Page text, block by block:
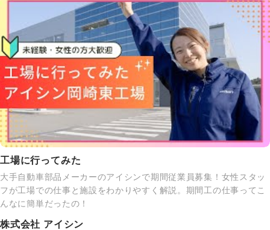
工場に行ってみた
大手自動車部品メーカーのアイシンで期間従業員募集！女性スタッ
フが工場での仕事と施設をわかりやすく解説。期間工の仕事ってこ
んなに簡単だったの！
株式会社 アイシン